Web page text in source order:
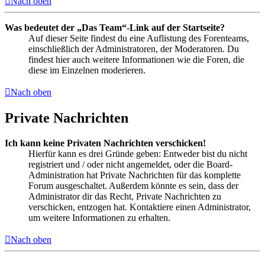
Was bedeutet der „Das Team“-Link auf der Startseite?
Auf dieser Seite findest du eine Auflistung des Forenteams,
einschließlich der Administratoren, der Moderatoren. Du
findest hier auch weitere Informationen wie die Foren, die
diese im Einzelnen moderieren.
Nach oben
Private Nachrichten
Ich kann keine Privaten Nachrichten verschicken!
Hierfür kann es drei Gründe geben: Entweder bist du nicht
registriert und / oder nicht angemeldet, oder die Board-
Administration hat Private Nachrichten für das komplette
Forum ausgeschaltet. Außerdem könnte es sein, dass der
Administrator dir das Recht, Private Nachrichten zu
verschicken, entzogen hat. Kontaktiere einen Administrator,
um weitere Informationen zu erhalten.
Nach oben